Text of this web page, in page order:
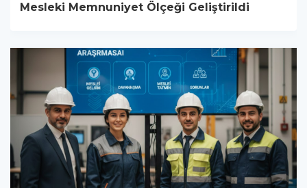
Mesleki Memnuniyet Ölçeği Geliştirildi